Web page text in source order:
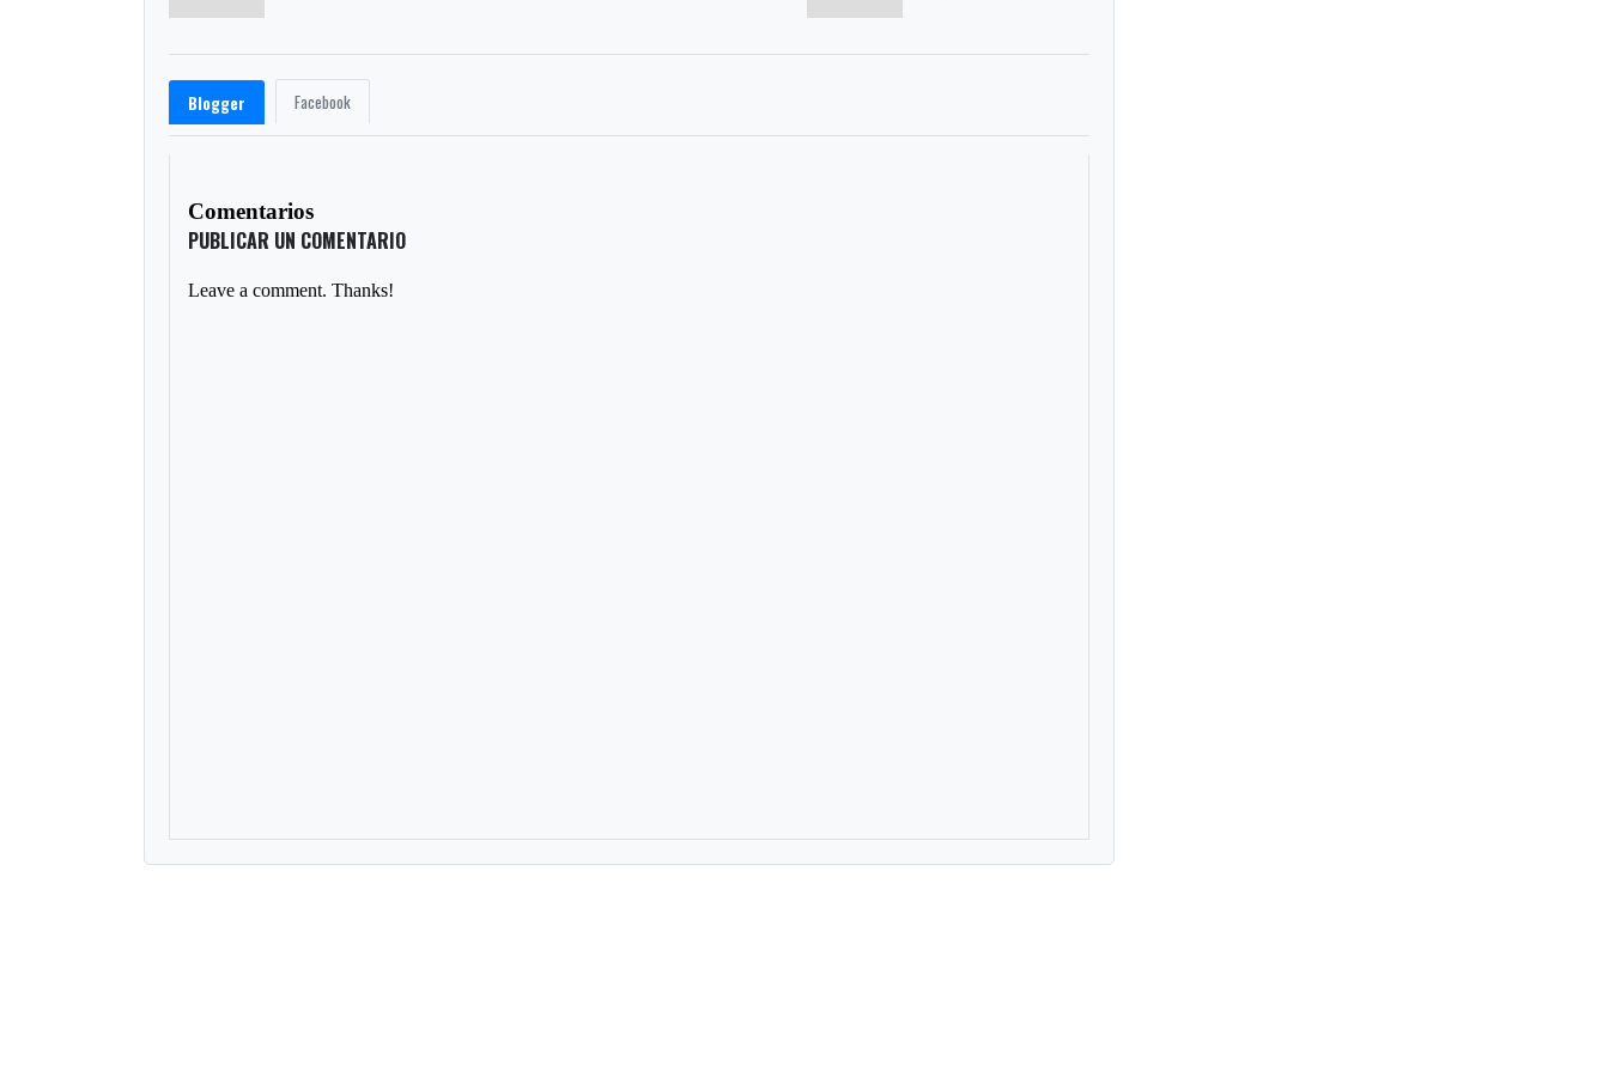
Blogger Facebook
Comentarios
PUBLICAR UN COMENTARIO
Leave a comment. Thanks!